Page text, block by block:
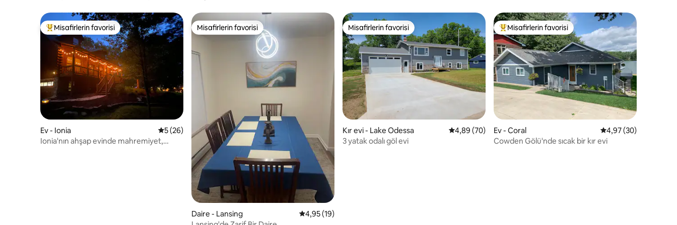
Misafirlerin favorilerinden en beğenilenler arasında
Misafirlerin favorisi
Ev - Ionia 5 üzerinden ortalama 5 puan, 26 değerlendirme
5 (26)
Ionia'nın ahşap evinde mahremiyet,
Misafirlerin favorisi
Misafirlerin favorisi
Daire - Lansing 5 üzerinden ortalama 4,95 puan, 19 değerlendirme
4,95 (19)
Misafirlerin favorisi
Misafirlerin favorisi
Kır evi - Lake Odessa 5 üzerinden ortalama 4,89 puan, 70 değerlendirme
4,89 (70)
3 yatak odalı göl evi
Misafirlerin favorilerinden en beğenilenler arasında
Misafirlerin favorisi
Ev - Coral 5 üzerinden
4,97 (30)
Cowden Gölü'nde sıcak bir kır evi